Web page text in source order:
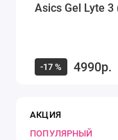
Asics Gel Lyte
-17 % 4990р.
АКЦИЯ
ПОПУЛЯРНЫЙ